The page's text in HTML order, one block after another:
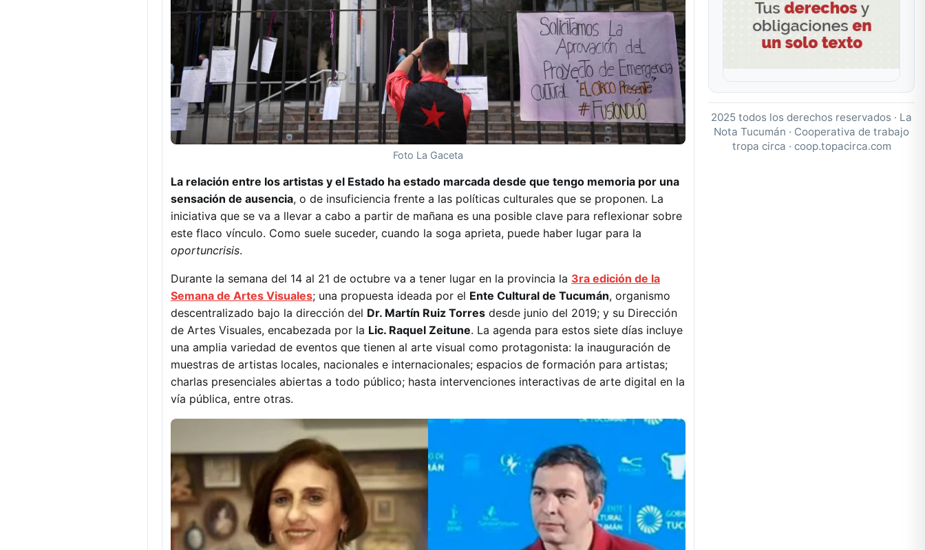
Foto La Gaceta
La relación entre los artistas y el Estado ha estado marcada desde que tengo memoria por una
sensación de ausencia, o de insuficiencia frente a las políticas culturales que se proponen. La
iniciativa que se va a llevar a cabo a partir de mañana es una posible clave para reflexionar sobre
este flaco vínculo. Como suele suceder, cuando la soga aprieta, puede haber lugar para la
oportuncrisis.
Durante la semana del 14 al 21 de octubre va a tener lugar en la provincia la 3ra edición de la
Semana de Artes Visuales; una propuesta ideada por el Ente Cultural de Tucumán, organismo
descentralizado bajo la dirección del Dr. Martín Ruiz Torres desde junio del 2019; y su Dirección
de Artes Visuales, encabezada por la Lic. Raquel Zeitune. La agenda para estos siete días incluye
una amplia variedad de eventos que tienen al arte visual como protagonista: la inauguración de
muestras de artistas locales, nacionales e internacionales; espacios de formación para artistas;
charlas presenciales abiertas a todo público; hasta intervenciones interactivas de arte digital en la
vía pública, entre otras.
2025 todos los derechos reservados · La
Nota Tucumán · Cooperativa de trabajo
tropa circa · coop.topacirca.com